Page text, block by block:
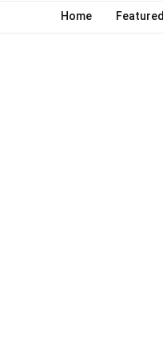
Home Featured